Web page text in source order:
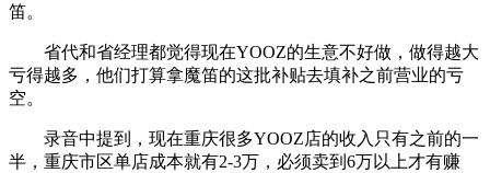
笛。
省代和省经理都觉得现在YOOZ的生意不好做，做得越大
亏得越多，他们打算拿魔笛的这批补贴去填补之前营业的亏
空。
录音中提到，现在重庆很多YOOZ店的收入只有之前的一
半，重庆市区单店成本就有2-3万，必须卖到6万以上才有赚